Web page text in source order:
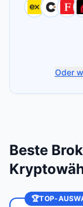
Oder
Beste
🏆TOP-